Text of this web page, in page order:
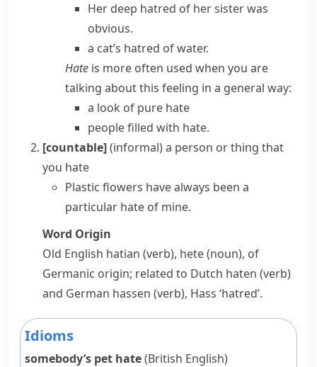
Her deep hatred of her sister was
obvious.
a cat’s hatred of water.
Hate is more often used when you are
talking about this feeling in a general way:
a look of pure hate
people filled with hate.
[countable](informal)a person or thing that
you hate
Plastic flowers have always been a
particular hate of mine.
Word Origin
Old English hatian (verb), hete(noun), of
Germanic origin; related to Dutch haten (verb)
and German hassen (verb), Hass ‘hatred’.
Idioms
somebody’s pet hate(British English)